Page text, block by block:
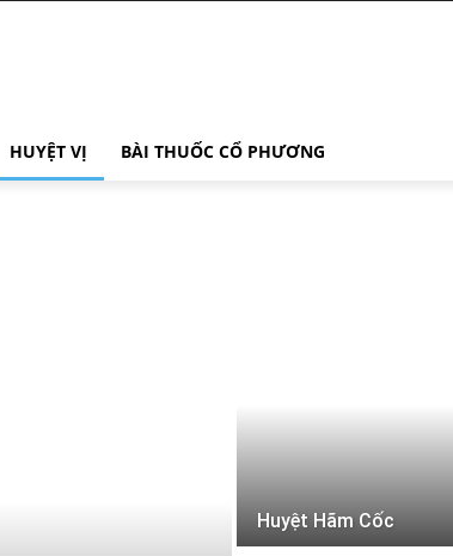
HUYỆT VỊ BÀI THUỐC CỔ PHƯƠNG
Huyệt Hãm Cốc